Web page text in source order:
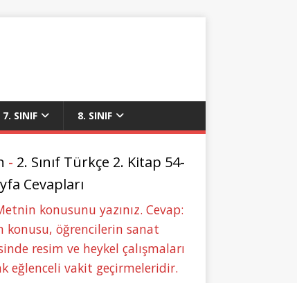
7. SINIF 8. SINIF
- 2. Sınıf Türkçe 2. Kitap 54-
Cevapları
konusunu yazınız. Cevap:
konusu, öğrencilerin sanat
resim ve heykel çalışmaları
eğlenceli vakit geçirmeleridir.